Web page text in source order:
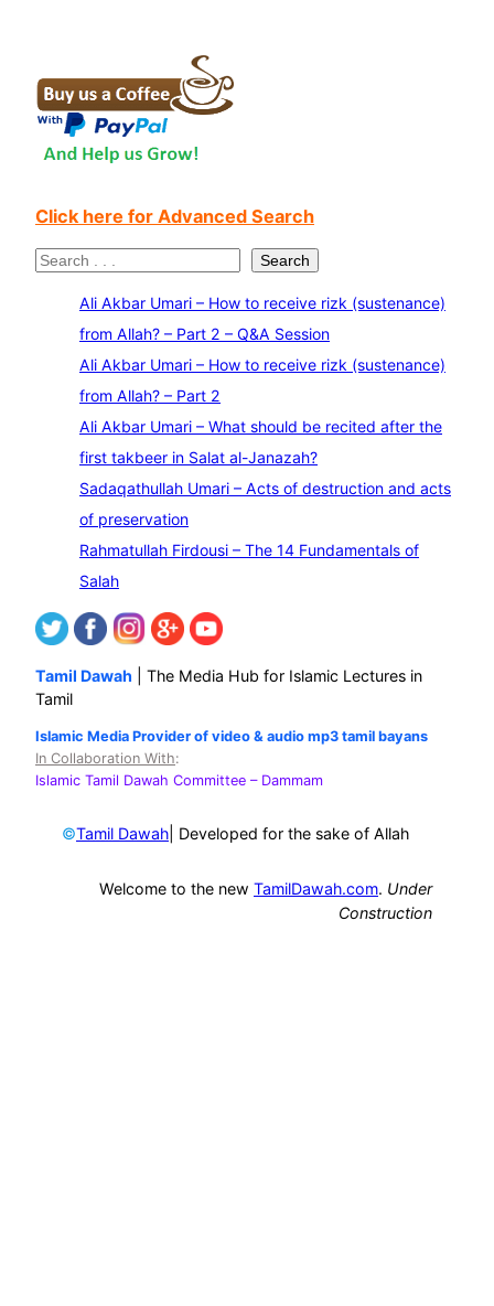
Click here for Advanced Search
S
Search
Ali Akbar Umari – How to receive rizk (sustenance)
from Allah? – Part 2 – Q&A Session
Ali Akbar Umari – How to receive rizk (sustenance)
from Allah? – Part 2
Ali Akbar Umari – What should be recited after the
first takbeer in Salat al-Janazah?
Sadaqathullah Umari – Acts of destruction and acts
of preservation
Rahmatullah Firdousi – The 14 Fundamentals of
Salah
Tamil Dawah | The Media Hub for Islamic Lectures in
Tamil
Islamic Media Provider of video & audio mp3 tamil bayans
In Collaboration With:
Islamic Tamil Dawah Committee – Dammam
©Tamil Dawah | Developed for the sake of Allah
Welcome to the new TamilDawah.com. Under
Construction